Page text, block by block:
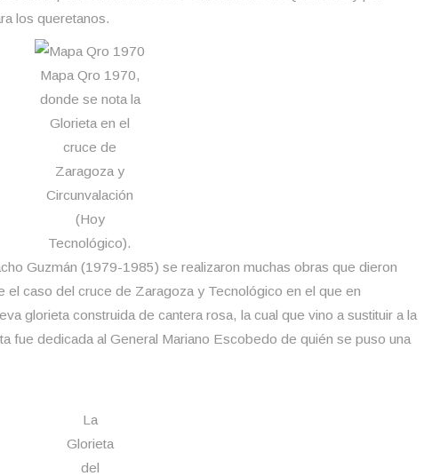
los queretanos.
Mapa Qro 1970,
donde se nota la
Glorieta en el
cruce de
Zaragoza y
Circunvalación
(Hoy
Tecnológico).
Guzmán (1979-1985) se realizaron muchas obras que dieron
el caso del cruce de Zaragoza y Tecnológico en el que en
glorieta construida de cantera rosa, la cual que vino a sustituir a la
fue dedicada al General Mariano Escobedo de quién se puso una
La
Glorieta
del